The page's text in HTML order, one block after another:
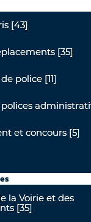
[43]
[35]
police [11]
administratives
polices
et concours [5]
et des Déplacements
la Voirie et des
[35]